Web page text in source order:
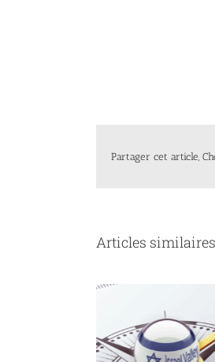
Partager cet article,
Articles similaires